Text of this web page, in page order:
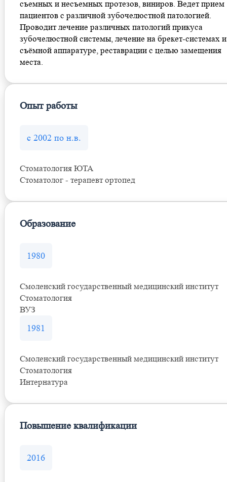
съемных и несъемных протезов, виниров. Ведет прием
пациентов с различной зубочелюстной патологией.
Проводит лечение различных патологий прикуса
зубочелюстной системы, лечение на брекет-системах и
съёмной аппаратуре, реставрации с целью замещения
места.
Опыт работы
с 2002 по н.в.
Стоматология ЮТА
Стоматолог - терапевт ортопед
Образование
1980
Смоленский государственный медицинский институт
Стоматология
ВУЗ
1981
Смоленский государственный медицинский институт
Стоматология
Интернатура
Повышение квалификации
2016